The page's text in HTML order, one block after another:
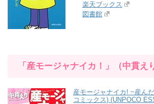
楽天ブックス
図書館
「産モージャナイカ！」（中貫え
産モージャナイカ! ~産ん
コミックス) (UNPOCO